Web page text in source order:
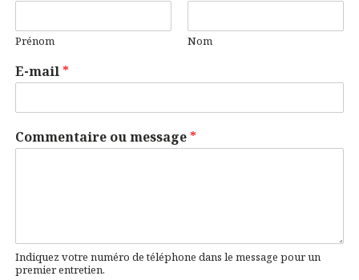
Prénom Nom
E-mail *
Commentaire ou message *
Indiquez votre numéro de téléphone dans le message pour un
premier entretien.